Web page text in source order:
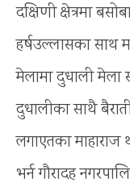
दक्षिणी क्षेत्रमा
हर्षउल्लासका साथ
मेलामा दुधाली मेला
दुधालीका साथै
लगाएतका
भर्न गौरादह